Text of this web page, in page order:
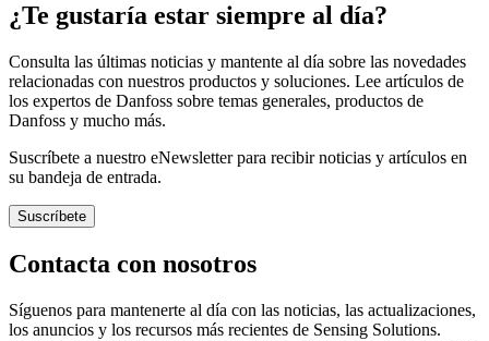
¿Te gustaría estar siempre al día?
Consulta las últimas noticias y mantente al día sobre las novedades
relacionadas con nuestros productos y soluciones. Lee artículos de
los expertos de Danfoss sobre temas generales, productos de
Danfoss y mucho más.
Suscríbete a nuestro eNewsletter para recibir noticias y artículos en
su bandeja de entrada.
Suscríbete
Contacta con nosotros
Síguenos para mantenerte al día con las noticias, las actualizaciones,
los anuncios y los recursos más recientes de Sensing Solutions.